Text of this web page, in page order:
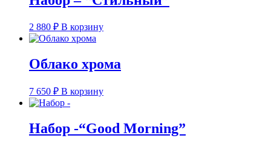
2 880 ₽ В корзину
Облако хрома
7 650 ₽ В корзину
Набор -“Good Morning”